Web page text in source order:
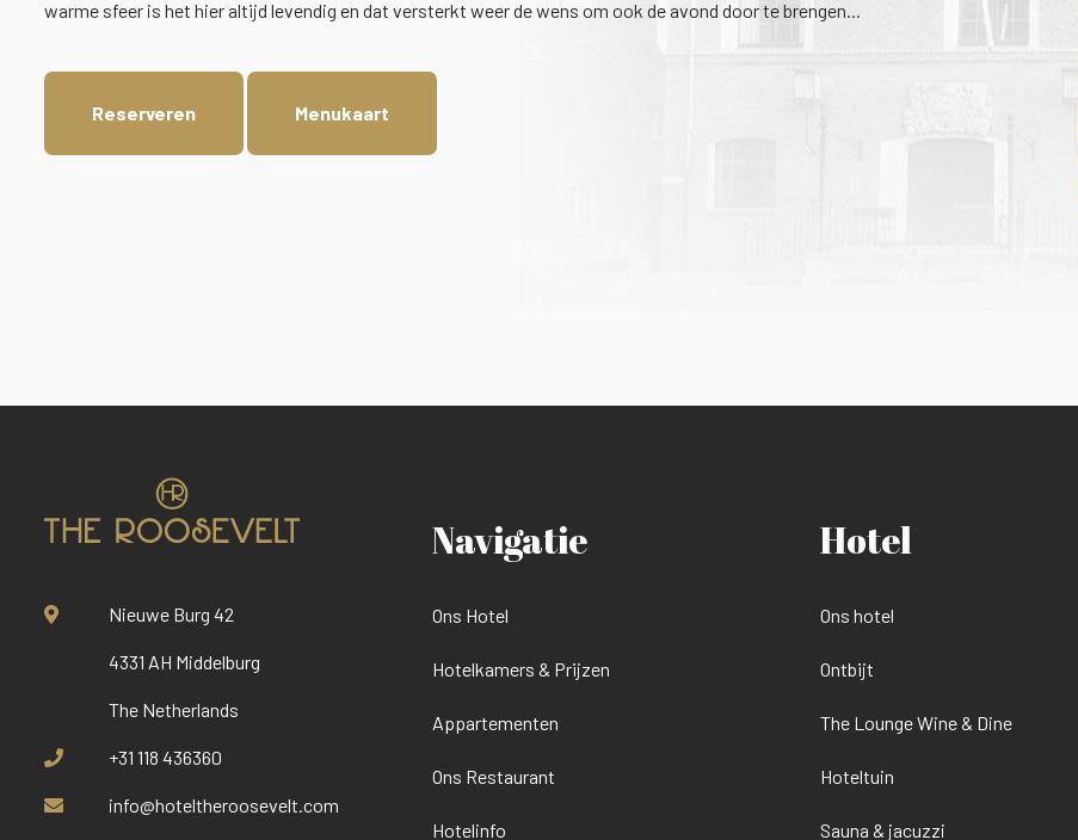
warme sfeer is het hier altijd levendig en dat versterkt weer de wens om ook de avond door te brengen...
Reserveren Menukaart
Nieuwe Burg 42
4331 AH Middelburg
The Netherlands
+31 118 436360
info@hoteltheroosevelt.com
Navigatie
Ons Hotel
Hotelkamers & Prijzen
Appartementen
Ons Restaurant
Hotelinfo
Hotel
Ons hotel
Ontbijt
The Lounge Wine & Dine
Hoteltuin
Sauna & jacuzzi